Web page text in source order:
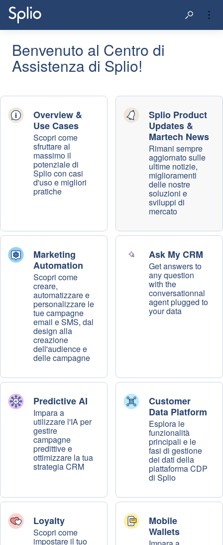
Benvenuto al Centro di
Assistenza di Splio!
Overview &
Use Cases
Scopri come
sfruttare al
massimo il
potenziale di
Splio con casi
d'uso e migliori
pratiche
Splio Product
Updates &
Martech News
Rimani sempre
aggiornato sulle
ultime notizie,
miglioramenti
delle nostre
soluzioni e
sviluppi di
mercato
Marketing
Automation
Scopri come
creare,
automatizzare e
personalizzare le
tue campagne
email e SMS, dal
design alla
creazione
dell'audience e
delle campagne
Ask My CRM
Get answers to
any question
with the
conversationnal
agent plugged to
your data
Predictive AI
Impara a
utilizzare l'IA per
gestire
campagne
predittive e
ottimizzare la tua
strategia CRM
Customer
Data Platform
Esplora le
funzionalità
principali e le
fasi di gestione
dei dati della
piattaforma CDP
di Splio
Loyalty
Scopri come
impostare il tuo
Mobile
Wallets